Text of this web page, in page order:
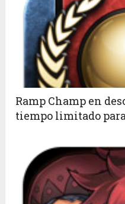
Ramp Champ en
tiempo limitado